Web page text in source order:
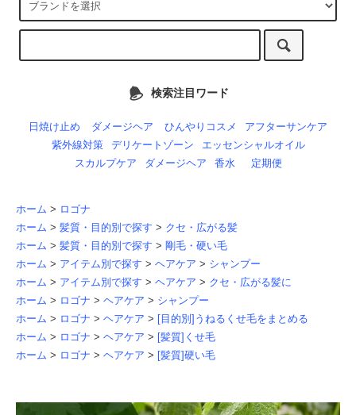
検索注目ワード
日焼け止め ダメージヘア ひんやりコスメ
アフターサンケア
紫外線対策
デリケートゾーン
エッセンシャルオイル
スカルプケア
ダメージヘア 香水 定期便
ホーム > ロゴナ
ホーム > 髪質・目的別で探す > クセ・広がる髪
ホーム > 髪質・目的別で探す > 剛毛・硬い毛
ホーム > アイテム別で探す > ヘアケア > シャンプー
ホーム > アイテム別で探す > ヘアケア > クセ・広がる髪に
ホーム > ロゴナ > ヘアケア > シャンプー
ホーム > ロゴナ > ヘアケア >
[目的別]うねるくせ毛をまとめる
ホーム > ロゴナ > ヘアケア >
[髪質]くせ毛
ホーム > ロゴナ > ヘアケア > [髪質]硬い毛